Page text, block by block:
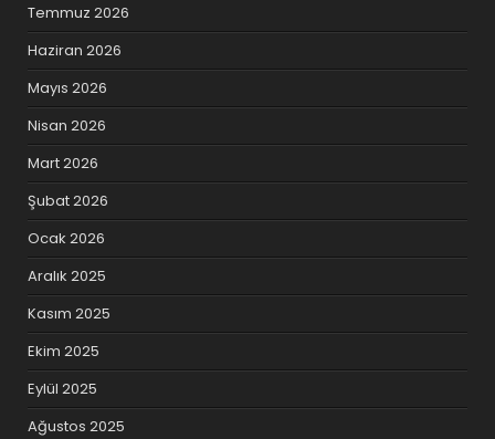
Temmuz 2026
Haziran 2026
Mayıs 2026
Nisan 2026
Mart 2026
Şubat 2026
Ocak 2026
Aralık 2025
Kasım 2025
Ekim 2025
Eylül 2025
Ağustos 2025